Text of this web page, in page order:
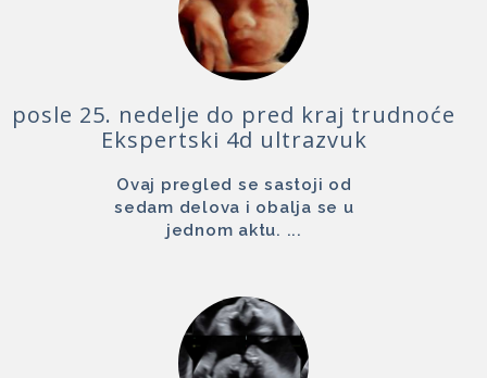
posle 25. nedelje do pred kraj trudnoće
Ekspertski 4d ultrazvuk
Ovaj pregled se sastoji od
sedam delova i obalja se u
jednom aktu. ...